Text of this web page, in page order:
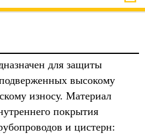
для защиты
высокому
износу. Материал
покрытия
и цистерн: